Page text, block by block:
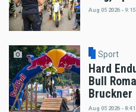
Aug 05 2026 -
Sport
Hard
Bull
Bruckner
Aug 05 2026 -